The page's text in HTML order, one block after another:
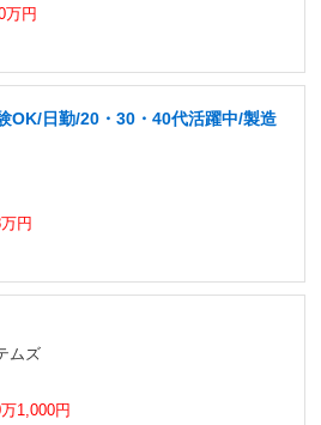
万円
OK/日勤/20・30・40代活躍中/製造
円
ムズ
1,000円